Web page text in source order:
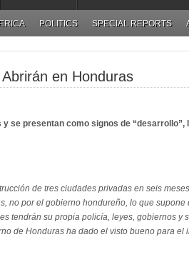
POLITICS SPECIAL REPORTS
en Honduras
se presentan como signos de “desarrollo”,
de tres ciudades privadas en seis
no por el gobierno hondureño, lo que supone
tendrán su propia policía, leyes, gobiernos y
de Honduras ha dado el visto bueno para el